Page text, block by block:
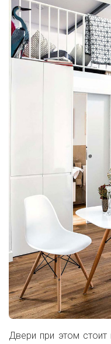
Двери при этом стоит